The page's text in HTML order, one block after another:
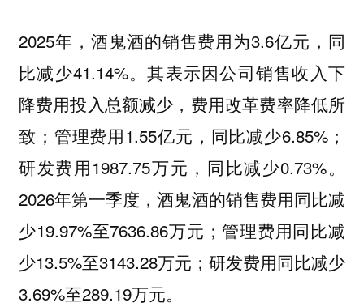
2025年，酒鬼酒的销售费用为3.6亿元，同
比减少41.14%。其表示因公司销售收入下
降费用投入总额减少，费用改革费率降低所
致；管理费用1.55亿元，同比减少6.85%；
研发费用1987.75万元，同比减少0.73%。
2026年第一季度，酒鬼酒的销售费用同比减
少19.97%至7636.86万元；管理费用同比减
少13.5%至3143.28万元；研发费用同比减少
3.69%至289.19万元。